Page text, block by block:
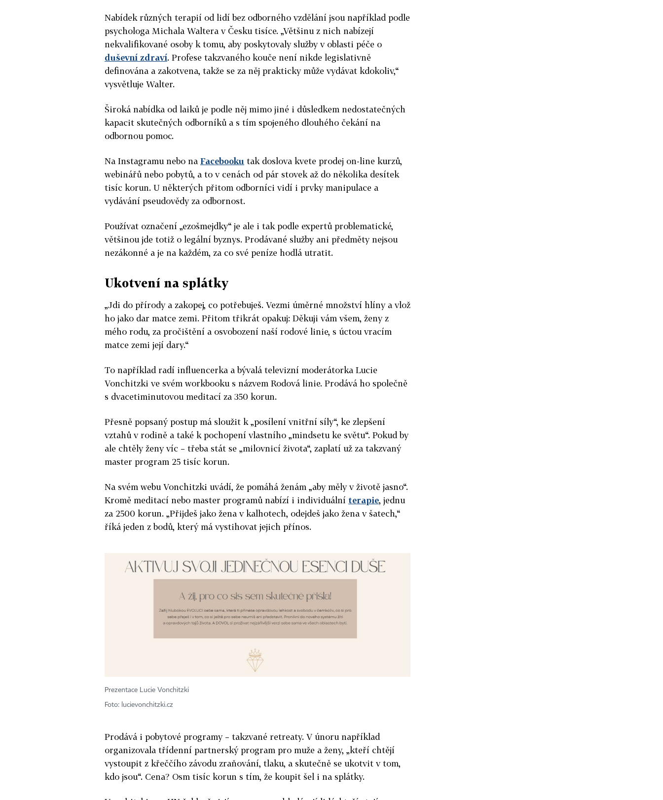
Nabídek různých terapií od lidí bez odborného vzdělání jsou například podle
psychologa Michala Waltera v Česku tisíce. „Většinu z nich nabízejí
nekvalifikované osoby k tomu, aby poskytovaly služby v oblasti péče o
duševní zdraví. Profese takzvaného kouče není nikde legislativně
definována a zakotvena, takže se za něj prakticky může vydávat kdokoliv,“
vysvětluje Walter.
Široká nabídka od laiků je podle něj mimo jiné i důsledkem nedostatečných
kapacit skutečných odborníků a s tím spojeného dlouhého čekání na
odbornou pomoc.
Na Instagramu nebo na Facebooku tak doslova kvete prodej on-line kurzů,
webinářů nebo pobytů, a to v cenách od pár stovek až do několika desítek
tisíc korun. U některých přitom odborníci vidí i prvky manipulace a
vydávání pseudovědy za odbornost.
Používat označení „ezošmejdky“ je ale i tak podle expertů problematické,
většinou jde totiž o legální byznys. Prodávané služby ani předměty nejsou
nezákonné a je na každém, za co své peníze hodlá utratit.
Ukotvení na splátky
„Jdi do přírody a zakopej, co potřebuješ. Vezmi úměrné množství hlíny a vlož
ho jako dar matce zemi. Přitom třikrát opakuj: Děkuji vám všem, ženy z
mého rodu, za pročištění a osvobození naší rodové linie, s úctou vracím
matce zemi její dary.“
To například radí influencerka a bývalá televizní moderátorka Lucie
Vonchitzki ve svém workbooku s názvem Rodová linie. Prodává ho společně
s dvacetiminutovou meditací za 350 korun.
Přesně popsaný postup má sloužit k „posílení vnitřní síly“, ke zlepšení
vztahů v rodině a také k pochopení vlastního „mindsetu ke světu“. Pokud by
ale chtěly ženy víc – třeba stát se „milovnicí života“, zaplatí už za takzvaný
master program 25 tisíc korun.
Na svém webu Vonchitzki uvádí, že pomáhá ženám „aby měly v životě jasno“.
Kromě meditací nebo master programů nabízí i individuální terapie, jednu
za 2500 korun. „Přijdeš jako žena v kalhotech, odejdeš jako žena v šatech,“
říká jeden z bodů, který má vystihovat jejich přínos.
Prezentace Lucie Vonchitzki
Foto: lucievonchitzki.cz
Prodává i pobytové programy – takzvané retreaty. V únoru například
organizovala třídenní partnerský program pro muže a ženy, „kteří chtějí
vystoupit z křeččího závodu zraňování, tlaku, a skutečně se ukotvit v tom,
kdo jsou“. Cena? Osm tisíc korun s tím, že koupit šel i na splátky.